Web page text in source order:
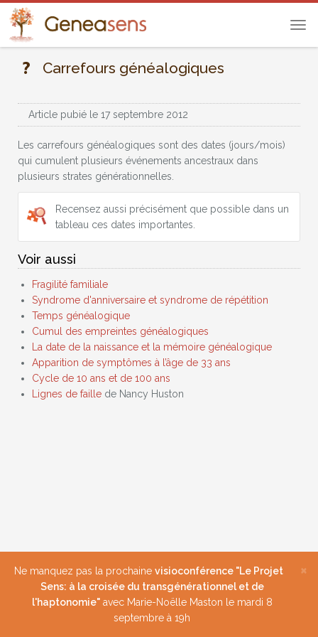
Carrefours généalogiques
Article pubié le 17 septembre 2012
Les carrefours généalogiques sont des dates (jours/mois)
qui cumulent plusieurs événements ancestraux dans
plusieurs strates générationnelles.
Recensez aussi précisément que possible dans un
tableau ces dates importantes.
Voir aussi
Fragilité familiale
Syndrome d'anniversaire et syndrome de répétition
Temps généalogique
Cumul des empreintes généalogiques
La date de la naissance et la mémoire généalogique
Apparition de symptômes à l’âge de 33 ans
Cycle de 10 ans et de 100 ans
Lignes de faille de Nancy Huston
×
Ne manquez pas la prochaine visioconférence "Le Projet
Sens: à la croisée du transgénérationnel et de
l'haptonomie" avec Marie-Noëlle Maston le mardi 8
septembre à 19h